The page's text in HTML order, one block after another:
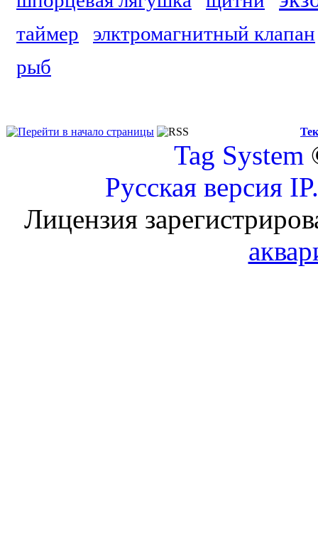
таймер
элктромагнитный клапан
рыб
Tag System
Русская версия
Лицензия